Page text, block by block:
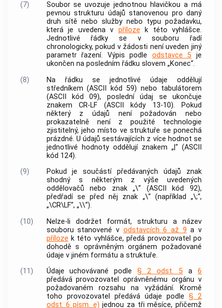
(7)
Soubor se uvozuje jednotnou hlavičkou a má
pevnou strukturu údajů stanovenou pro daný
druh sítě nebo služby nebo typu požadavku,
která je uvedena v příloze k této vyhlášce.
Jednotlivé řádky se v souboru řadí
chronologicky, pokud v žádosti není uveden jiný
parametr řazení. Výpis podle odstavce 5 je
ukončen na posledním řádku slovem „Konec“.
(8)
Na řádku se jednotlivé údaje oddělují
středníkem (ASCII kód 59) nebo tabulátorem
(ASCII kód 09), poslední údaj se ukončuje
znakem CR-LF (ASCII kódy 13-10). Pokud
některý z údajů není požadován nebo
prokazatelně není z použité technologie
zjistitelný, jeho místo ve struktuře se ponechá
prázdné. U údajů sestávajících z více hodnot se
jednotlivé hodnoty oddělují znakem „|“ (ASCII
kód 124).
(9)
Pokud je součástí předávaných údajů znak
shodný s některým z výše uvedených
oddělovačů nebo znak „\“ (ASCII kód 92),
předřadí se před něj znak „\“ (například „\;“,
„\CR\LF“, „\\“).
(10)
Nelze-li dodržet formát, strukturu a název
souboru stanovené v odstavcích 6 až 9 a v
příloze k této vyhlášce, předá provozovatel po
dohodě s oprávněným orgánem požadované
údaje v jiném formátu a struktuře.
(11)
Údaje uchovávané podle§ 2 odst. 5 a 6
předává provozovatel oprávněnému orgánu v
požadovaném rozsahu na vyžádání. Kromě
toho provozovatel předává údaje podle § 2
odst. 6 písm. e) jednou za tři měsíce, přičemž